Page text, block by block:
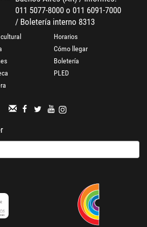
011 5077-8000 o 011 6091-7000
/ Boletería interno 8313
Horarios
Cómo llegar
Boletería
PLED